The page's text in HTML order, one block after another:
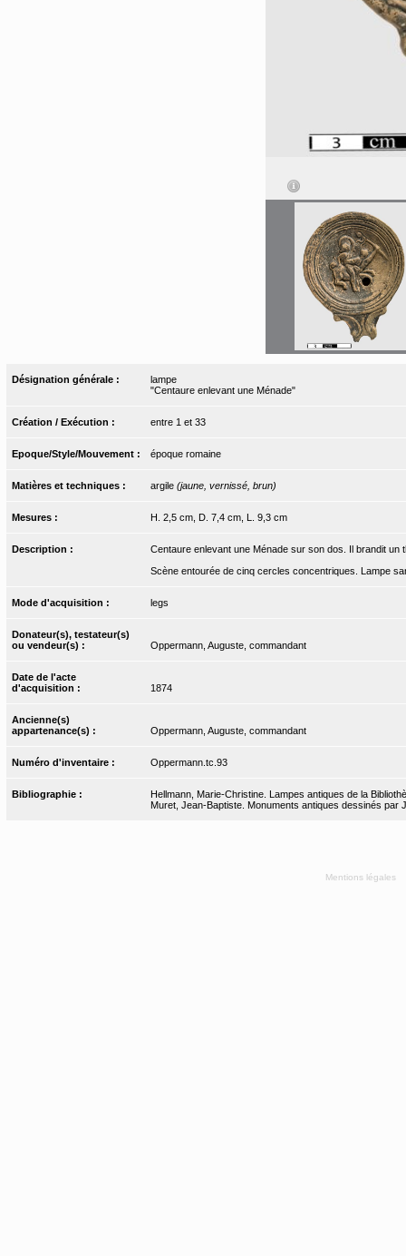
Désignation générale :
lampe
"Centaure enlevant une Ménade"
Création / Exécution : entre 1 et 33
Epoque/Style/Mouvement : époque romaine
Matières et techniques : argile (jaune, vernissé, brun)
Mesures : H. 2,5 cm, D. 7,4 cm, L. 9,3 cm
Description :
Centaure enlevant une Ménade sur son dos. Il brandit un
Scène entourée de cinq cercles concentriques. Lampe
Mode d'acquisition : legs
Donateur(s), testateur(s)
ou vendeur(s) :
Oppermann, Auguste, commandant
Date de l'acte
d'acquisition :
1874
Ancienne(s)
appartenance(s) :
Oppermann, Auguste, commandant
Numéro d'inventaire : Oppermann.tc.93
Bibliographie :
Hellmann, Marie-Christine. Lampes antiques de la
Muret, Jean-Baptiste. Monuments antiques dessinés par
Mentions légales